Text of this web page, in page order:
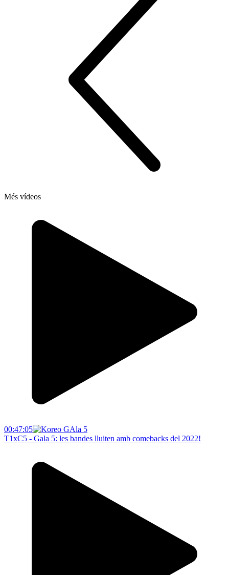
Més vídeos
00:47:05
T1xC5 - Gala 5: les bandes lluiten amb comebacks del 2022!